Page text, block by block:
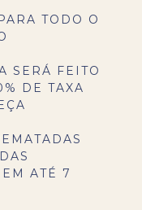
TODO O
SERÁ FEITO
DE TAXA
ATÉ 7